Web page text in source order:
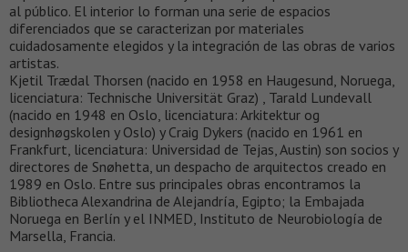
al público. El interior lo forman una serie de espacios
diferenciados que se caracterizan por materiales
cuidadosamente elegidos y la integración de las obras de varios
artistas.
Kjetil Trædal Thorsen (nacido en 1958 en Haugesund, Noruega,
licenciatura: Technische Universität Graz) , Tarald Lundevall
(nacido en 1948 en Oslo, licenciatura: Arkitektur og
designhøgskolen y Oslo) y Craig Dykers (nacido en 1961 en
Frankfurt, licenciatura: Universidad de Tejas, Austin) son socios y
directores de Snøhetta, un despacho de arquitectos creado en
1989 en Oslo. Entre sus principales obras encontramos la
Bibliotheca Alexandrina de Alejandría, Egipto; la Embajada
Noruega en Berlín y el INMED, Instituto de Neurobiología de
Marsella, Francia.